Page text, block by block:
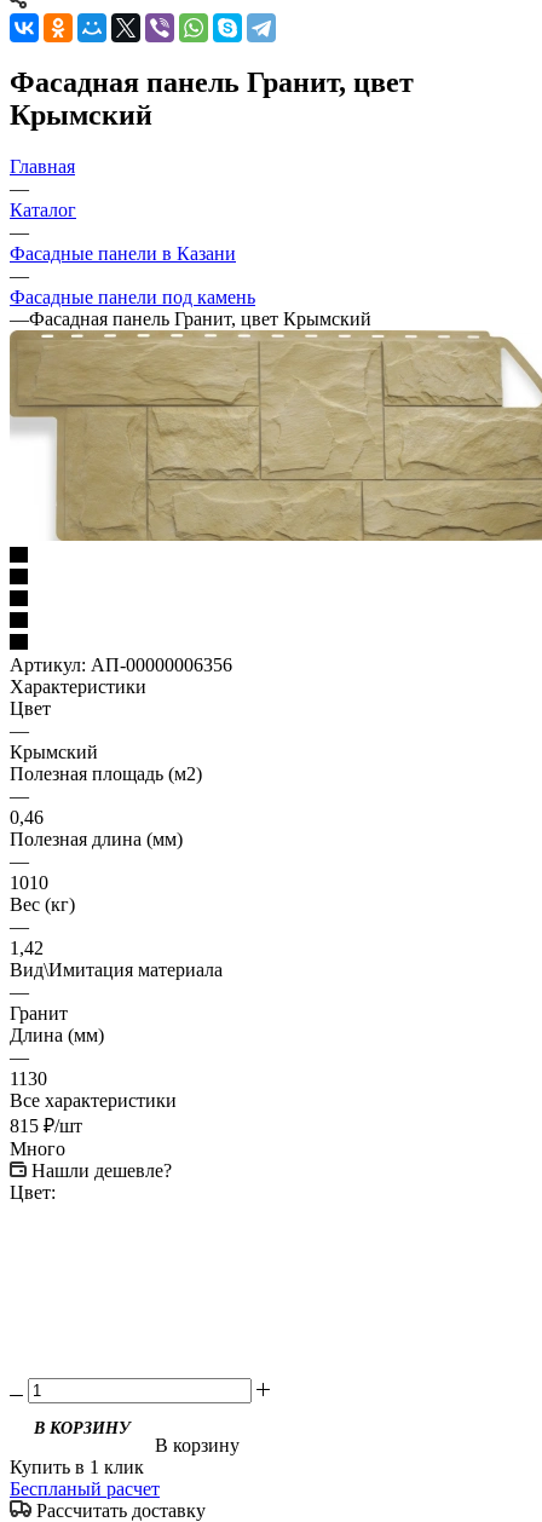
Фасадная панель Гранит, цвет
Крымский
Главная
—
Каталог
—
Фасадные панели в Казани
—
Фасадные панели под камень
—Фасадная панель Гранит, цвет Крымский
Артикул: АП-00000006356
Характеристики
Цвет
—
Крымский
Полезная площадь (м2)
—
0,46
Полезная длина (мм)
—
1010
Вес (кг)
—
1,42
Вид\Имитация материала
—
Гранит
Длина (мм)
—
1130
Все характеристики
815 ₽/шт
Много
Нашли дешевле?
Цвет:
В корзину
Купить в 1 клик
Беспланый расчет
Рассчитать доставку